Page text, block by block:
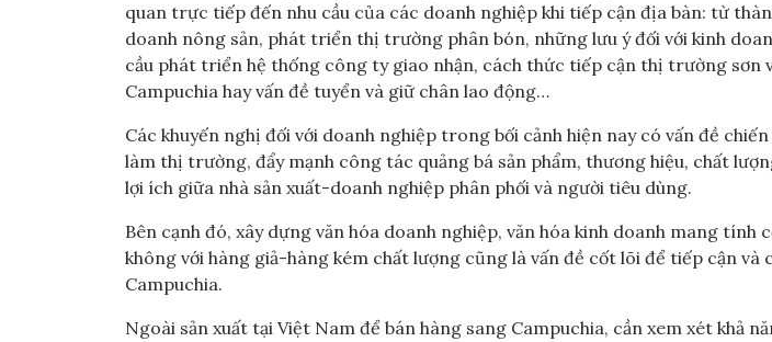
quan trực tiếp đến nhu cầu của các doanh nghiệp khi tiếp cận địa bàn: từ
doanh nông sản, phát triển thị trường phân bón, những lưu ý đối với kinh
cầu phát triển hệ thống công ty giao nhận, cách thức tiếp cận thị trường sơn
Campuchia hay vấn đề tuyển và giữ chân lao động…
Các khuyến nghị đối với doanh nghiệp trong bối cảnh hiện nay có vấn đề
làm thị trường, đẩy mạnh công tác quảng bá sản phẩm, thương hiệu, chất
lợi ích giữa nhà sản xuất-doanh nghiệp phân phối và người tiêu dùng.
Bên cạnh đó, xây dựng văn hóa doanh nghiệp, văn hóa kinh doanh mang tính
không với hàng giả-hàng kém chất lượng cũng là vấn đề cốt lõi để tiếp cận
Campuchia.
Ngoài sản xuất tại Việt Nam để bán hàng sang Campuchia, cần xem xét khả